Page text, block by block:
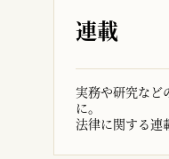
連載
実務や研究など
に。
法律に関する連